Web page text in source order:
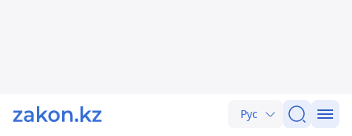
Рус